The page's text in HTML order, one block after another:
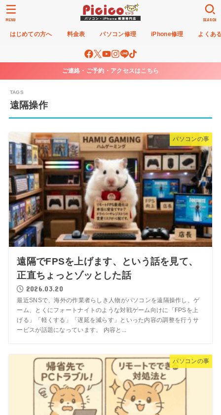
はじめての方へ 料金表 パソコン修理 iPhone修理 よくあ
SEARCH
MENU
ご連絡・ご予約・アクセスはこちら
遠隔操作
パソコンの事
遠隔でFPSを上げます、という話を見て、
正直ちょっとゾッとした話
2026.03.20
最近SNSで、海外の作業者らしき人物がパソコンを遠隔操作し、ゲ
ーム、とくにフォートナイトのような対戦ゲーム向けに「FPSを上
げる」「軽くする」「遅延を減らす」といった内容の調整を行うサ
ービスが話題になっています。 内容と...
パソコンの事